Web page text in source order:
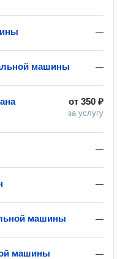
—
—
машины
от 350 ₽
за услугу
—
—
—
машины
—
машины